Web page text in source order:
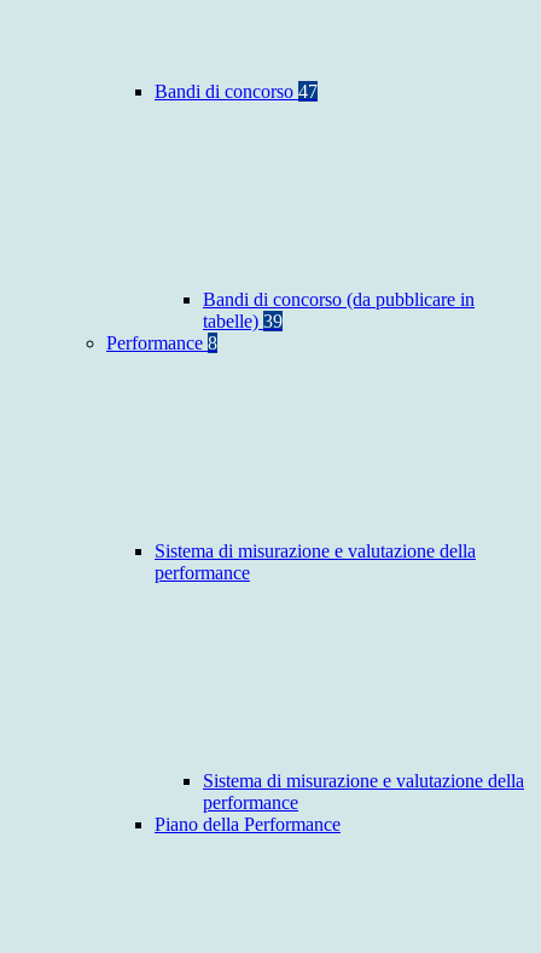
Bandi di concorso 47
Bandi di concorso (da pubblicare in
tabelle) 39
Performance 8
Sistema di misurazione e valutazione della
performance
Sistema di misurazione e valutazione della
performance
Piano della Performance